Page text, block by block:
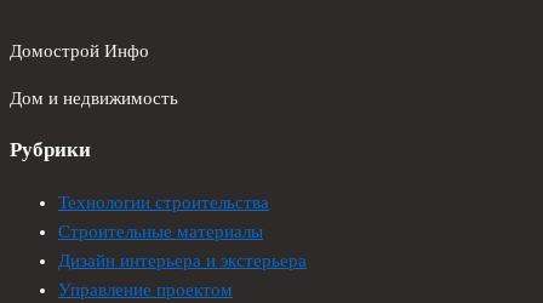
Домострой Инфо
Дом и недвижимость
Рубрики
Технологии строительства
Строительные материалы
Дизайн интерьера и экстерьера
Управление проектом